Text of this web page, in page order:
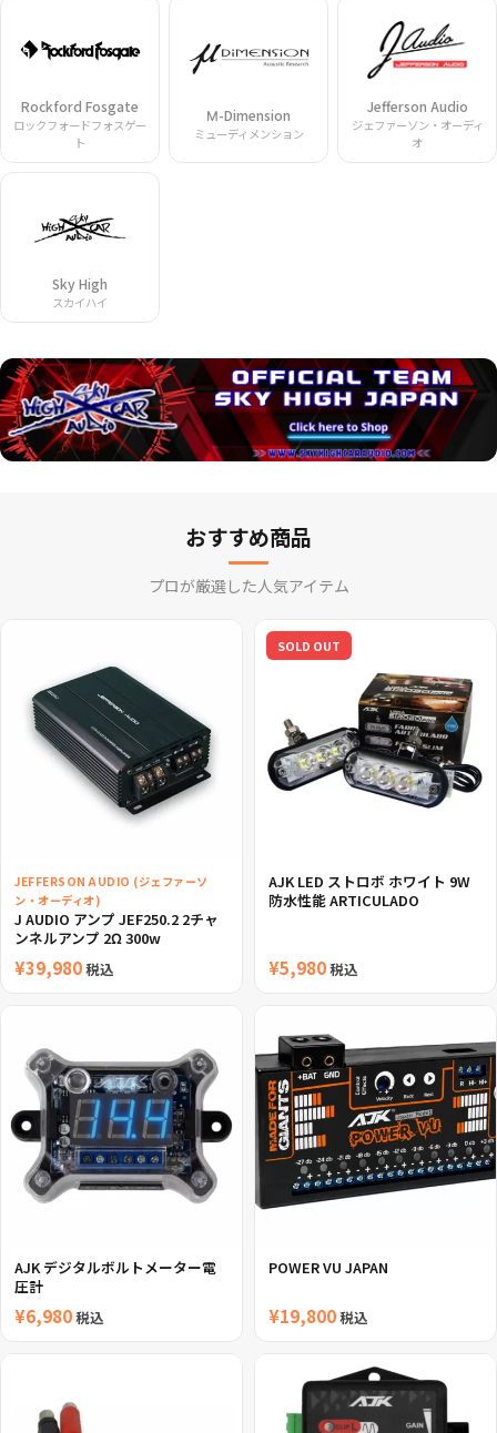
Rockford Fosgate
ロックフォードフォスゲー
ト
Μ-Dimension
ミューディメンション
Jefferson Audio
ジェファーソン・オーディ
オ
Sky High
スカイハイ
おすすめ商品
プロが厳選した人気アイテム
JEFFERSON AUDIO (ジェファーソ
ン・オーディオ)
J AUDIO アンプ JEF250.2 2チャ
ンネルアンプ 2Ω 300w
¥39,980税込
SOLD OUT
AJK LED ストロボ ホワイト 9W
防水性能 ARTICULADO
¥5,980税込
AJK デジタルボルトメーター電
圧計
¥6,980税込
POWER VU JAPAN
¥19,800税込